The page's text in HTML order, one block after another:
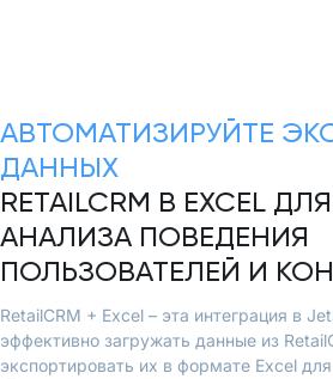
АВТОМАТИЗИРУЙТЕ
ДАННЫХ
RETAILCRM В EXCEL
АНАЛИЗА ПОВЕДЕНИЯ
ПОЛЬЗОВАТЕЛЕЙ И
RetailCRM + Excel – эта интеграция в
эффективно загружать данные из
экспортировать их в формате Excel